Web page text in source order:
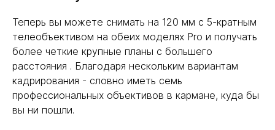
Теперь вы можете снимать на 120 мм с 5-кратным
телеобъективом на обеих моделях Pro и получать
более четкие крупные планы с большего
расстояния . Благодаря нескольким вариантам
кадрирования - словно иметь семь
профессиональных объективов в кармане, куда бы
вы ни пошли.